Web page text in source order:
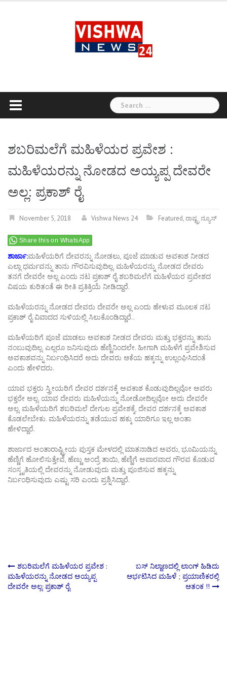
Search
for:
ಶಬರಿಮಲೆಗೆ ಮಹಿಳೆಯರ ಪ್ರವೇಶ :
ಮಹಿಳೆಯರನ್ನು ನೋಡದ ಅಯ್ಯಪ್ಪ ದೇವರೇ
ಅಲ್ಲ: ಪ್ರಕಾಶ್ ರೈ
November 5, 2018 Vishwa News 24 Featured,ರಾಷ್ಟ್ರ ನ್ಯೂಸ್
Share this on WhatsApp
ಶಾರ್ಜಾ:ಮಹಿಳೆಯರಿಗೆ ದೇವರನ್ನು ನೋಡಲು, ಪೂಜೆ ಮಾಡುವ ಅವಕಾಶ ನೀಡದ
ಎಲ್ಲಾ ಧರ್ಮವನ್ನು ತಾನು ಗೌರವಿಸುವುದಿಲ್ಲ. ಮಹಿಳೆಯರನ್ನು ನೋಡದ ದೇವರು
ತನಗೆ ದೇವರೇ ಅಲ್ಲ ಎಂದು ನಟ ಪ್ರಕಾಶ್ ರೈ ಶಬರಿಮಲೆಗೆ ಮಹಿಳೆಯರ ಪ್ರವೇಶದ
ವಿಷಯ ಕುರಿತಂತೆ ಈ ರೀತಿ ಪ್ರತಿಕ್ರಿಯೆ ನೀಡಿದ್ದಾರೆ.
ಮಹಿಳೆಯರನ್ನು ನೋಡದ ದೇವರು ದೇವರೇ ಅಲ್ಲ ಎಂದು ಹೇಳುವ ಮೂಲಕ ನಟ
ಪ್ರಕಾಶ್ ರೈ ವಿವಾದದ ಸುಳಿಯಲ್ಲಿ ಸಿಲುಕೊಂಡಿದ್ದಾರೆ..
ಮಹಿಳೆಯರಿಗೆ ಪೂಜೆ ಮಾಡಲು ಅವಕಾಶ ನೀಡದ ದೇವರು ಮತ್ತು ಭಕ್ತರನ್ನು ತಾನು
ನಂಬುವುದಿಲ್ಲ. ಎಲ್ಲರೂ ಜನಿಸುವುದು ಹೆಣ್ಣಿನಿಂದಲೇ. ಹೀಗಾಗಿ ಮಹಿಳೆಗೆ ಪ್ರವೇಶಿಸುವ
ಅವಕಾಶವನ್ನು ನಿರ್ಬಂಧಿಸಿದರೆ ಅದು ದೇವರು ಆಕೆಯ ಹಕ್ಕನ್ನು ಉಲ್ಲಂಘಿಸಿದಂತೆ
ಎಂದು ಹೇಳಿದರು.
ಯಾವ ಭಕ್ತರು ಸ್ತ್ರೀಯರಿಗೆ ದೇವರ ದರ್ಶನಕ್ಕೆ ಅವಕಾಶ ಕೊಡುವುದಿಲ್ಲವೋ ಅವರು
ಭಕ್ತರೇ ಅಲ್ಲ. ಯಾವ ದೇವರು ಮಹಿಳೆಯನ್ನು ನೋಡೋದಿಲ್ಲವೋ ಅದು ದೇವರೇ
ಅಲ್ಲ. ಮಹಿಳೆಯರಿಗೆ ಶಬರಿಮಲೆ ದೇಗುಲ ಪ್ರವೇಶಕ್ಕೆ, ದೇವರ ದರ್ಶನಕ್ಕೆ ಅವಕಾಶ
ಕೊಡಲೇಬೇಕು. ಮಹಿಳೆಯರನ್ನು ತಡೆಯುವ ಹಕ್ಕು ಯಾರಿಗೂ ಇಲ್ಲ ಅಂತಾ
ಹೇಳಿದ್ದಾರೆ.
ಶಾರ್ಜಾದ ಅಂತಾರಾಷ್ಟ್ರೀಯ ಪುಸ್ತಕ ಮೇಳದಲ್ಲಿ ಮಾತನಾಡಿದ ಅವರು, ಭೂಮಿಯನ್ನು
ಹೆಣ್ಣಿಗೆ ಹೋಲಿಸುತ್ತೇವೆ, ಹೆಣ್ಣು ಅಂದ್ರೆ ತಾಯಿ, ಹೆಣ್ಣಿಗೆ ಅಪಾರವಾದ ಗೌರವ ಕೊಡುವ
ಸಂಸ್ಕೃತಿಯಲ್ಲಿ ದೇವರನ್ನು ನೋಡುವುದು ಮತ್ತು ಪೂಜಿಸುವ ಹಕ್ಕನ್ನು
ನಿರ್ಬಂಧಿಸುವುದು ಎಷ್ಟು ಸರಿ ಎಂದು ಪ್ರಶ್ನಿಸಿದ್ದಾರೆ.
Post
navigation
ಶಬರಿಮಲೆಗೆ ಮಹಿಳೆಯರ ಪ್ರವೇಶ :
ಮಹಿಳೆಯರನ್ನು ನೋಡದ ಅಯ್ಯಪ್ಪ
ದೇವರೇ ಅಲ್ಲ: ಪ್ರಕಾಶ್ ರೈ
ಬಸ್​ ನಿಲ್ದಾಣದಲ್ಲಿ ಲಾಂಗ್​ ಹಿಡಿದು
ಆರ್ಭಟಿಸಿದ ಮಹಿಳೆ ; ಪ್ರಯಾಣಿಕರಲ್ಲಿ
ಆತಂಕ !!